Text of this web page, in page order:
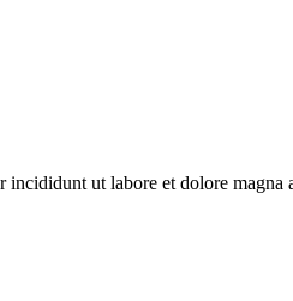
ut labore et dolore